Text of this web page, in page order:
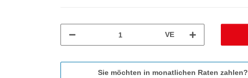
VE
Sie möchten in monatlichen Raten zahlen?